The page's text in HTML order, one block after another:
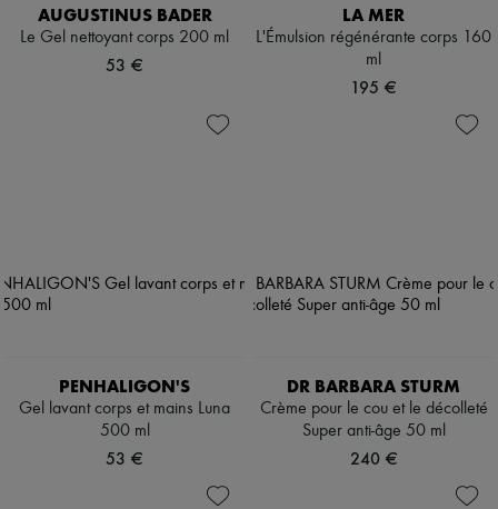
AUGUSTINUS BADER
Le Gel nettoyant corps 200 ml
53 €
LA MER
L'Émulsion régénérante corps 160
ml
195 €
PENHALIGON'S
Gel lavant corps et mains Luna
500 ml
53 €
DR BARBARA STURM
Crème pour le cou et le décolleté
Super anti-âge 50 ml
240 €